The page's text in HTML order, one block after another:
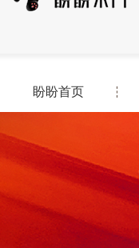
盼盼首页